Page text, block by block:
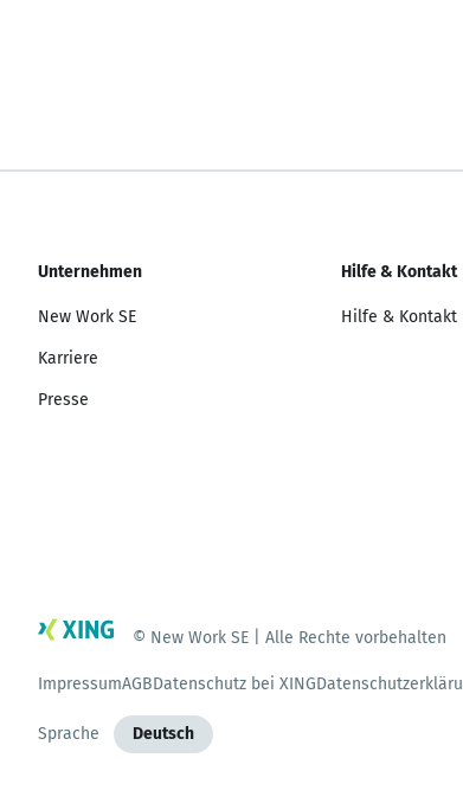
Unternehmen
New Work SE
Karriere
Presse
Hilfe & Kontakt
Hilfe & Kontakt
© New Work SE | Alle Rechte vorbehalten
ImpressumAGBDatenschutz bei XING
Sprache Deutsch